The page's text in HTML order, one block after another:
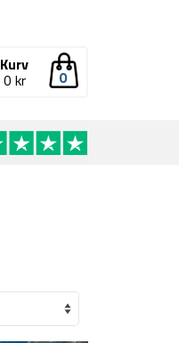
0
Kurv
0 kr